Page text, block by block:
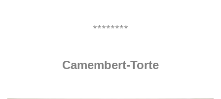
********
Camembert-Torte